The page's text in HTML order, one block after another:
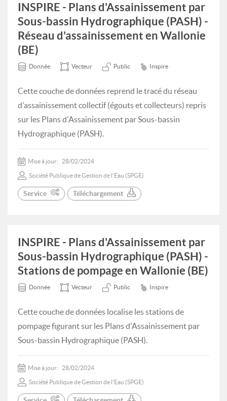
INSPIRE - Plans d'Assainissement par
Sous-bassin Hydrographique (PASH) -
Réseau d'assainissement en Wallonie
(BE)
Donnée Vecteur Public Inspire
Cette couche de données reprend le tracé du réseau
d'assainissement collectif (égouts et collecteurs) repris
sur les Plans d'Assainissement par Sous-bassin
Hydrographique (PASH).
Mise à jour: 28/02/2024
Société Publique de Gestion de l'Eau (SPGE)
Service Téléchargement
INSPIRE - Plans d'Assainissement par
Sous-bassin Hydrographique (PASH) -
Stations de pompage en Wallonie (BE)
Donnée Vecteur Public Inspire
Cette couche de données localise les stations de
pompage figurant sur les Plans d'Assainissement par
Sous-bassin Hydrographique (PASH).
Mise à jour: 28/02/2024
Société Publique de Gestion de l'Eau (SPGE)